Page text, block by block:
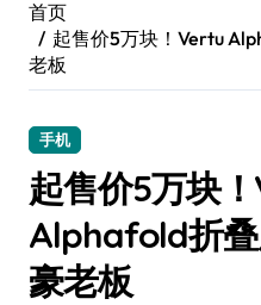
首页
起售价5万块！Vertu
老板
手机
起售价5万块
Alphafold折
豪老板